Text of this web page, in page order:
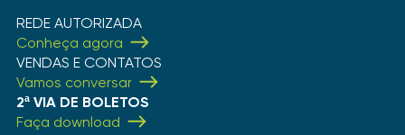
REDE AUTORIZADA
Conheça agora
VENDAS E CONTATOS
Vamos conversar
2ª VIA DE BOLETOS
Faça download